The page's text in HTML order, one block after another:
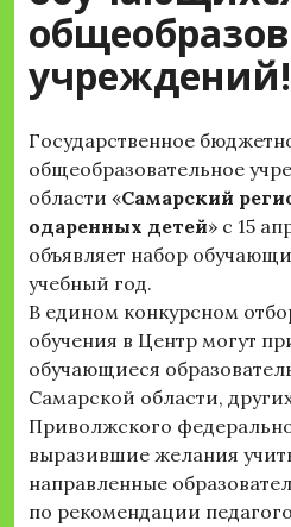
учреждений!
Государственное
общеобразовательное
области «Самарский
одаренных детей» с 15
объявляет набор
учебный год.
В едином конкурсном
обучения в Центр могут
обучающиеся
Самарской области,
Приволжского
выразившие желания
направленные
по рекомендации